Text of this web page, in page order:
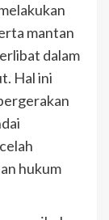
mantan
dalam
Hal ini
hukum